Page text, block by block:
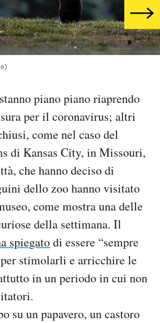
piano piano riaprendo
per il coronavirus; altri
come nel caso del
di Kansas City, in Missouri,
che hanno deciso di
dello zoo hanno visitato
come mostra una delle
della settimana. Il
spiegatodi essere “sempre
stimolarli e arricchire le
in un periodo in cui non
su un papavero, un castoro